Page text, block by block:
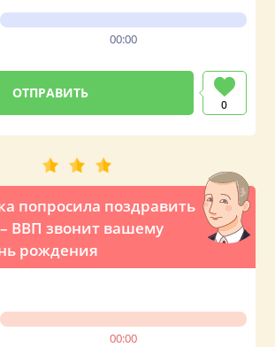
00:00
0
попросила поздравить
ВВП звонит вашему
рождения
00:00